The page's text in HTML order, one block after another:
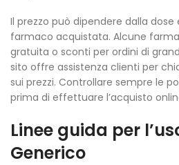
Il prezzo può dipendere dalla
farmaco acquistata. Alcune
gratuita o sconti per ordini di
sito offre assistenza clienti per
sui prezzi. Controllare sempre le
prima di effettuare l’acquisto
Linee guida per
Generico